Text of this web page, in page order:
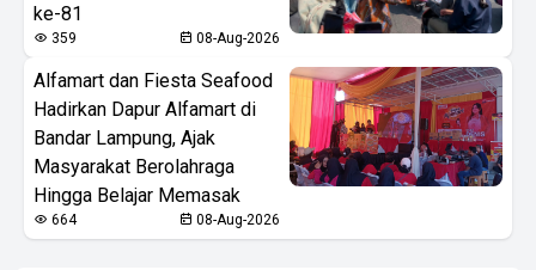
ke-81
359 08-Aug-2026
Alfamart dan Fiesta Seafood
Hadirkan Dapur Alfamart di
Bandar Lampung, Ajak
Masyarakat Berolahraga
Hingga Belajar Memasak
664 08-Aug-2026